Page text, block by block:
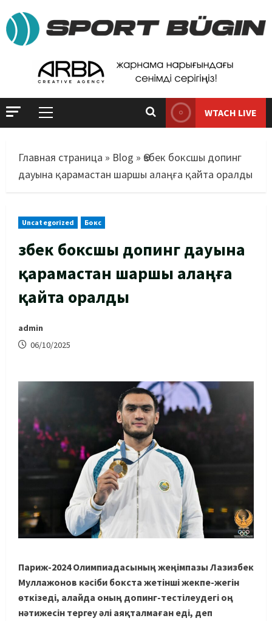
WTACH LIVE
Главная страница » Blog » Өзбек боксшы допинг
дауына қарамастан шаршы алаңға қайта оралды
Uncategorized Бокс
Өзбек боксшы допинг дауына
қарамастан шаршы алаңға
қайта оралды
admin
06/10/2025
Париж-2024 Олимпиадасының жеңімпазы Лазизбек
Муллажонов кәсіби бокста жетінші жекпе-жегін
өткізеді, алайда оның допинг-тестілеудегі оң
нәтижесін тергеу әлі аяқталмаған еді, деп